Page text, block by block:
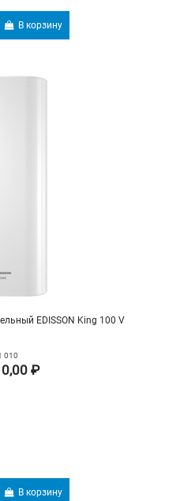
В корзину
EDISSON King 100 V
010
₽
В корзину